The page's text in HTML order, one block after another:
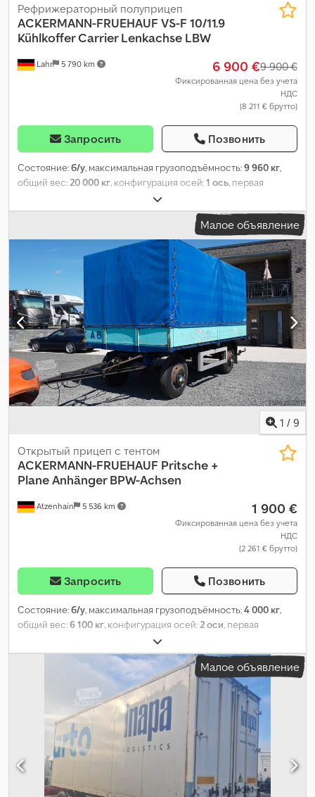
Lahr 5 790 km
Рефрижераторный полуприцеп
ACKERMANN-FRUEHAUF VS-F 10/11.9
Kühlkoffer Carrier Lenkachse LBW
6 900 €9 900 €
Фиксированная цена без учета
НДС
(8 211 € брутто)
Запросить Позвонить
Состояние:б/у, максимальная грузоподъёмность:9 960 кг,
общий вес: 20 000 кг , конфигурация осей:1 ось , первая
, длина грузового отсека:
ширина пространства для загрузки:2 500 мм, высота
, объем грузового пространства:73
м³, Оборудование:ABS,
Малое объявление
1 / 9
Atzenhain 5 536 km
Открытый прицеп с тентом
ACKERMANN-FRUEHAUF Pritsche +
Plane Anhänger BPW-Achsen
1 900 €
Фиксированная цена без учета
НДС
(2 261 € брутто)
Запросить Позвонить
Состояние:б/у, максимальная грузоподъёмность:4 000 кг,
общий вес:6 100 кг, конфигурация осей:2 оси, первая
, длина грузового отсека:
ширина пространства для загрузки:2 495 мм, Год выпуска:
Малое объявление